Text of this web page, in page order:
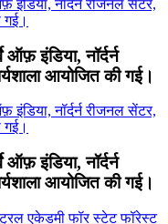
इंडिया, नॉर्दर्न
आयोजित की गई।
इंडिया, नॉर्दर्न
आयोजित की गई।